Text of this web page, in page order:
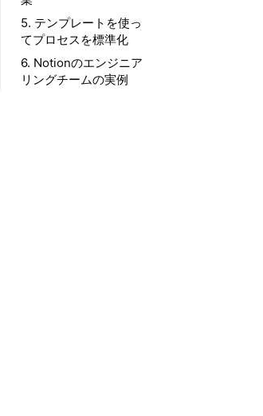
5. テンプレートを使っ
てプロセスを標準化
6. Notionのエンジニア
リングチームの実例